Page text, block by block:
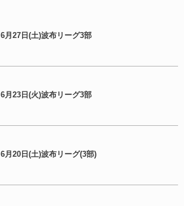
6月27日(土)波布リーグ3部
6月23日(火)波布リーグ3部
6月20日(土)波布リーグ(3部)